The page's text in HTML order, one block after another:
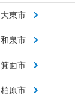
大東市
和泉市
箕面市
柏原市